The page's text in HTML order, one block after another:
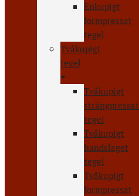
Enkupigt
formpressat
tegel
Tvåkupigt
tegel
Tvåkupigt
strängpressat
tegel
Tvåkupigt
handslaget
tegel
Tvåkupigt
formpressat